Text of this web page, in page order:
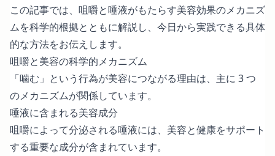
この記事では、咀嚼と唾液がもたらす美容効果のメカニズ
ムを科学的根拠とともに解説し、今日から実践できる具体
的な方法をお伝えします。
咀嚼と美容の科学的メカニズム
「噛む」という行為が美容につながる理由は、主に 3 つ
のメカニズムが関係しています。
唾液に含まれる美容成分
咀嚼によって分泌される唾液には、美容と健康をサポート
する重要な成分が含まれています。